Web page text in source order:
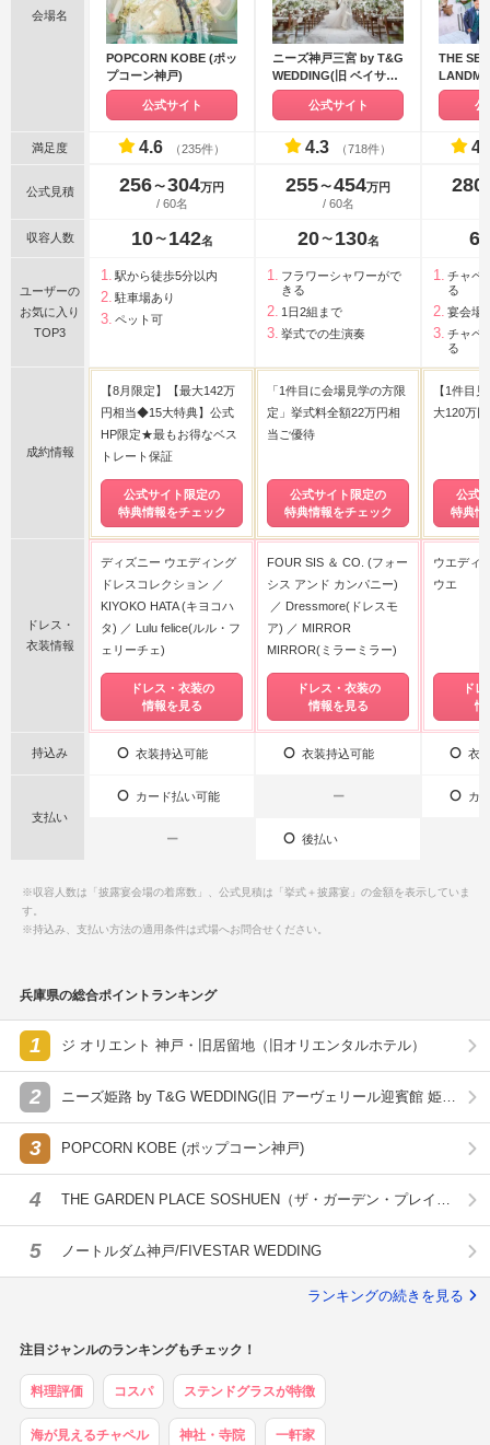
会場名
POPCORN KOBE (ポッ
プコーン神戸)
公式サイト
ニーズ神戸三宮 by T&G
WEDDING(旧 ベイサイ
ド迎賓館 神戸)
公式サイト
THE
KITANO
ランド公
満足度 4.6 （235件） 4.3 （718件）
公式見積 256〜304万円
/ 60名
255〜454万円
/ 60名
280
収容人数 10 〜 142名 20 〜 130名 6
ユーザーの
お気に入り
TOP3
駅から徒歩5分以内
駐車場あり
ペット可
フラワーシャワーがで
きる
1日2組まで
挙式での生演奏
チャペ
る
宴会場
チャペ
る
成約情報
【8月限定】【最大142万
円相当◆15大特典】公式
HP限定★最もお得なベス
トレート保証
公式サイト限定の
特典情報をチェック
「1件目に会場見学の方限
定」挙式料全額22万円相
当ご優待
公式サイト限定の
特典情報をチェック
【1件目
大120万
公式
特典情
ドレス・
衣装情報
ディズニー ウエディング
ドレスコレクション
KIYOKO HATA (キヨコハ
タ)
Lulu felice(ルル・フ
ェリーチェ)
ドレス・衣装の
情報を見る
FOUR SIS ＆ CO. (フォー
シス アンド カンパニー)
Dressmore(ドレスモ
ア)
MIRROR
MIRROR(ミラーミラー)
ドレス・衣装の
情報を見る
ウエディ
ウエ
ド
情
持込み 衣装持込可能 衣装持込可能 衣
支払い
カード払い可能 ー カ
ー 後払い
※収容人数は「披露宴会場の着席数」、公式見積は「挙式＋披露宴」の金額を表示していま
す。
※持込み、支払い方法の適用条件は式場へお問合せください。
兵庫県の総合ポイントランキング
1 ジ オリエント 神戸・旧居留地（旧オリエンタルホテル）
2
ニーズ姫路 by T&G WEDDING(旧 アーヴェリール迎賓館 姫
3 POPCORN KOBE (ポップコーン神戸)
4
THE GARDEN PLACE SOSHUEN（ザ・ガーデン・プレイス
5 ノートルダム神戸/FIVESTAR WEDDING
ランキングの続きを見る
注目ジャンルのランキングもチェック！
料理評価 コスパ ステンドグラスが特徴
海が見えるチャペル 神社・寺院 一軒家